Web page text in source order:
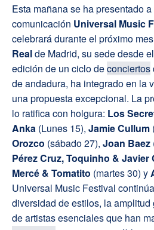
Esta mañana se ha presentado
comunicación Universal Music
celebrará durante el próximo
Realde Madrid, su sede desde el
edición de un ciclo deconciertos
de andadura, ha integrado en la
una propuesta excepcional. La
lo ratifica con holgura: Los
Anka (Lunes 15), Jamie Cullum
Orozco (sábado 27), Joan Baez
Pérez Cruz, Toquinho & Javier
Mercé & Tomatito (martes 30) y
Universal Music Festival
diversidad de estilos, la
de artistas esenciales que han